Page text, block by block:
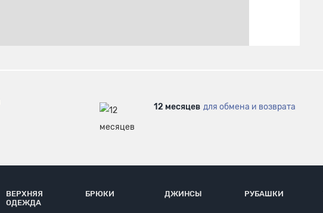
12 месяцев для обмена и возврата
ВЕРХНЯЯ
ОДЕЖДА
БРЮКИ ДЖИНСЫ РУБАШКИ